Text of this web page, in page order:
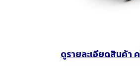
ดูรายละเอียดสินค้า